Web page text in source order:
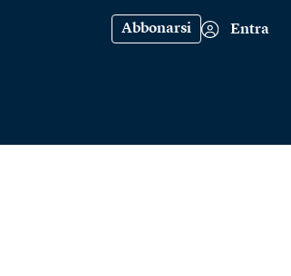
Abbonarsi Entra